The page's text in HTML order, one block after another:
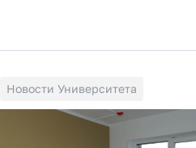
Новости Университета